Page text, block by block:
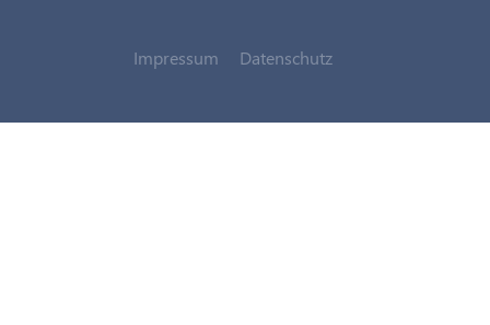
Impressum Datenschutz